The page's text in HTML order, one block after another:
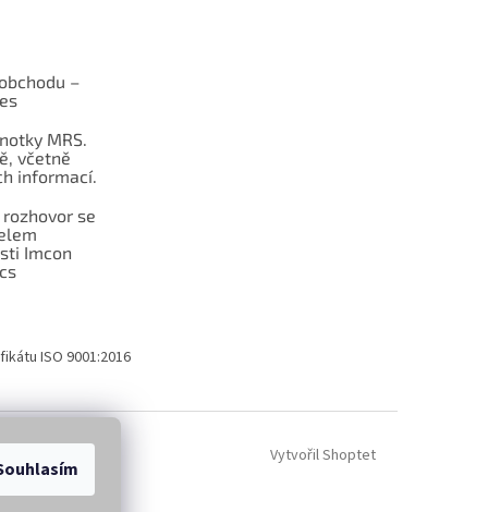
–
MRS.
včetně
informací.
se
Imcon
ISO 9001:2016
Vytvořil Shoptet